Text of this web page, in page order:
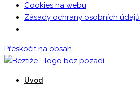
Cookies na webu
Zásady ochrany osobních údajů
Přeskočit na obsah
Beztíži provozuje DDM Praha 3 – Ulita
Úvod